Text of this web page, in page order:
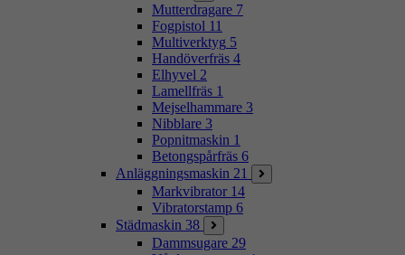
Mutterdragare 7
Fogpistol 11
Multiverktyg 5
Handöverfräs 4
Elhyvel 2
Lamellfräs 1
Mejselhammare 3
Nibblare 3
Popnitmaskin 1
Betongspårfräs 6
Anläggningsmaskin 21
Markvibrator 14
Vibratorstamp 6
Städmaskin 38
Dammsugare 29